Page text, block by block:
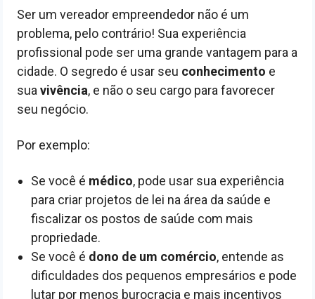
Ser um vereador empreendedor não é um
problema, pelo contrário! Sua experiência
profissional pode ser uma grande vantagem para a
cidade. O segredo é usar seu conhecimento e
sua vivência, e não o seu cargo para favorecer
seu negócio.
Por exemplo:
Se você é médico, pode usar sua experiência
para criar projetos de lei na área da saúde e
fiscalizar os postos de saúde com mais
propriedade.
Se você é dono de um comércio, entende as
dificuldades dos pequenos empresários e pode
lutar por menos burocracia e mais incentivos